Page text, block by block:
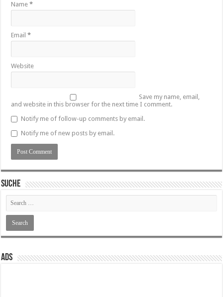
Name*
Email*
Website
Save my name, email,
and website in this browser for the next time I comment.
Notify me of follow-up comments by email.
Notify me of new posts by email.
SUCHE
ADS